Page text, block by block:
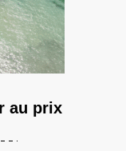
au prix